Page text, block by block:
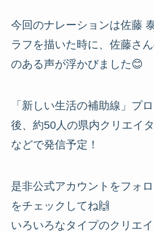
今回のナレーションは佐藤
ラフを描いた時に、佐藤さ
のある声が浮かびました😊
「新しい生活の補助線」プ
後、約50人の県内クリエイ
などで発信予定！
是非公式アカウントをフォ
をチェックしてね🙌
いろいろなタイプのクリエ